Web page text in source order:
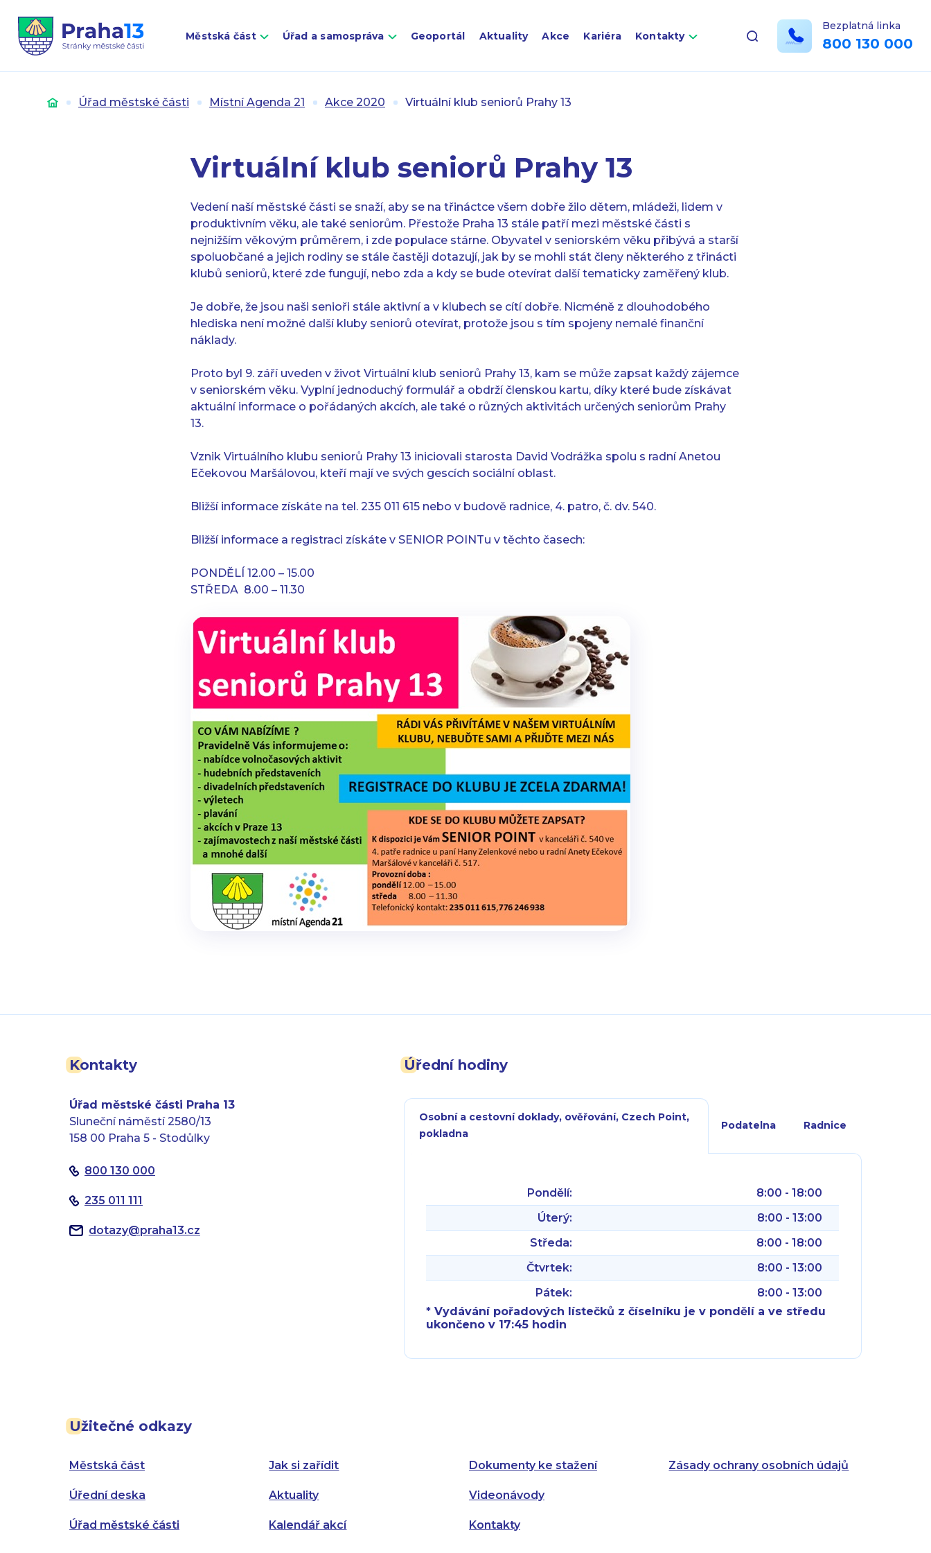
Městská část Úřad a samospráva Geoportál Aktuality Akce Kariéra Kontakty
Bezplatná linka
800 130 000
Úvod Úřad městské části Místní Agenda 21 Akce 2020 Virtuální klub seniorů Prahy 13
Virtuální klub seniorů Prahy 13
Vedení naší městské části se snaží, aby se na třináctce všem dobře žilo dětem, mládeži, lidem v
produktivním věku, ale také seniorům. Přestože Praha 13 stále patří mezi městské části s
nejnižším věkovým průměrem, i zde populace stárne. Obyvatel v seniorském věku přibývá a starší
spoluobčané a jejich rodiny se stále častěji dotazují, jak by se mohli stát členy některého z třinácti
klubů seniorů, které zde fungují, nebo zda a kdy se bude otevírat další tematicky zaměřený klub.
Je dobře, že jsou naši senioři stále aktivní a v klubech se cítí dobře. Nicméně z dlouhodobého
hlediska není možné další kluby seniorů otevírat, protože jsou s tím spojeny nemalé finanční
náklady.
Proto byl 9. září uveden v život Virtuální klub seniorů Prahy 13, kam se může zapsat každý zájemce
v seniorském věku. Vyplní jednoduchý formulář a obdrží členskou kartu, díky které bude získávat
aktuální informace o pořádaných akcích, ale také o různých aktivitách určených seniorům Prahy
13.
Vznik Virtuálního klubu seniorů Prahy 13 iniciovali starosta David Vodrážka spolu s radní Anetou
Ečekovou Maršálovou, kteří mají ve svých gescích sociální oblast.
Bližší informace získáte na tel. 235 011 615 nebo v budově radnice, 4. patro, č. dv. 540.
Bližší informace a registraci získáte v SENIOR POINTu v těchto časech:
PONDĚLÍ 12.00 – 15.00
STŘEDA 8.00 – 11.30
Kontakty
Úřad městské části Praha 13
Sluneční náměstí 2580/13
158 00 Praha 5 - Stodůlky
800 130 000
235 011 111
dotazy@praha13.cz
Užitečné odkazy
Městská část
Úřední deska
Úřad městské části
Jak si zařídit
Aktuality
Kalendář akcí
Dokumenty ke stažení
Videonávody
Kontakty
Zásady ochrany osobních údajů
Úřední hodiny
Osobní a cestovní doklady, ověřování, Czech Point,
pokladna
Podatelna Radnice
Pondělí:
8:00 - 18:00
Úterý:
8:00 - 13:00
Středa:
8:00 - 18:00
Čtvrtek:
8:00 - 13:00
Pátek:
8:00 - 13:00
* Vydávání pořadových lístečků z číselníku je v pondělí a ve středu
ukončeno v 17:45 hodin
Pátek:
8:00 - 14:30